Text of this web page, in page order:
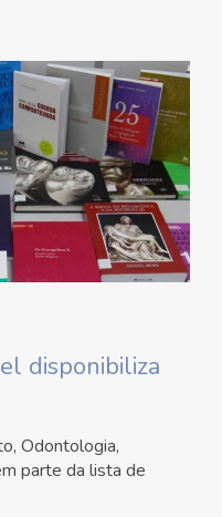
disponibiliza
Odontologia,
parte da lista de